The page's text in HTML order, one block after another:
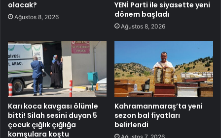
olacak?
Ağustos 8, 2026
YENİ Parti ile siyasette yeni
dönem başladı
Ağustos 8, 2026
Karı koca kavgası ölümle
bitti! Silah sesini duyan 5
çocuk çığlık çığlığa
komşulara koştu
Kahramanmaraş’ta yeni
sezon bal fiyatları
belirlendi